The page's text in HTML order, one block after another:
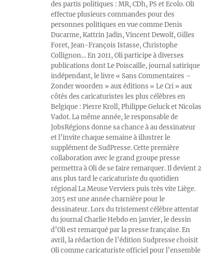
des partis politiques : MR, CDh, PS et Ecolo. Oli
effectue plusieurs commandes pour des
personnes politiques en vue comme Denis
Ducarme, Kattrin Jadin, Vincent Dewolf, Gilles
Foret, Jean-François Istasse, Christophe
Collignon… En 2011, Oli participe à diverses
publications dont Le Poiscaille, journal satirique
indépendant, le livre « Sans Commentaires –
Zonder woorden » aux éditions « Le Cri » aux
côtés des caricaturistes les plus célèbres en
Belgique : Pierre Kroll, Philippe Geluck et Nicolas
Vadot. La même année, le responsable de
JobsRégions donne sa chance à au dessinateur
et l’invite chaque semaine à illustrer le
supplément de SudPresse. Cette première
collaboration avec le grand groupe presse
permettra à Oli de se faire remarquer. Il devient 2
ans plus tard le caricaturiste du quotidien
régional La Meuse Verviers puis très vite Liège.
2015 est une année charnière pour le
dessinateur. Lors du tristement célèbre attentat
du journal Charlie Hebdo en janvier, le dessin
d’Oli est remarqué par la presse française. En
avril, la rédaction de l’édition Sudpresse choisit
Oli comme caricaturiste officiel pour l’ensemble